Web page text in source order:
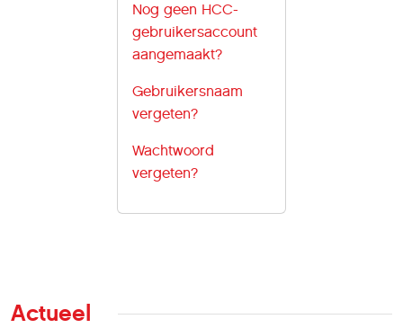
Nog geen HCC-
gebruikersaccount
aangemaakt?
Gebruikersnaam
vergeten?
Wachtwoord
vergeten?
Actueel